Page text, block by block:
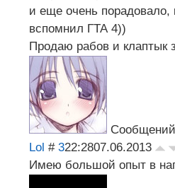
и еще очень порадовало,
вспомнил ГТА 4))
Продаю рабов и клаптык
Lol # 322:2807.06.2013
Имею большой опыт в